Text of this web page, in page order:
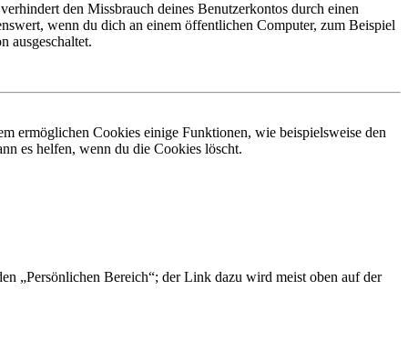
den Missbrauch deines Benutzerkontos durch einen
wenn du dich an einem öffentlichen Computer, zum Beispiel
ausgeschaltet.
ermöglichen Cookies einige Funktionen, wie beispielsweise den
es helfen, wenn du die Cookies löscht.
„Persönlichen Bereich“; der Link dazu wird meist oben auf der